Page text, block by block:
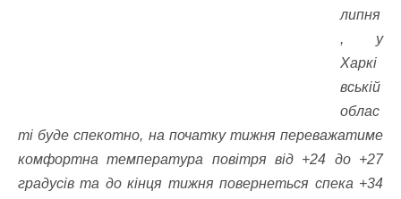
липня
, у
Харкі
вській
облас
ті буде спекотно, на початку тижня переважатиме
комфортна температура повітря від +24 до +27
градусів та до кінця тижня повернеться спека +34